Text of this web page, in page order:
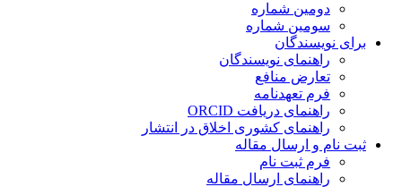
دومین شماره
سومین شماره
برای نویسندگان
راهنمای نویسندگان
تعارض منافع
فرم تعهدنامه
راهنمای دریافت ORCID
راهنمای کشوری اخلاق در انتشار
ثبت نام و ارسال مقاله
فرم ثبت نام
راهنمای ارسال مقاله